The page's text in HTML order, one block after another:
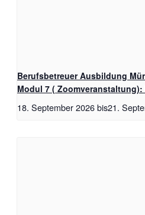
Berufsbetreuer Ausbildung
Modul 7 (
18. September 2026bis21.